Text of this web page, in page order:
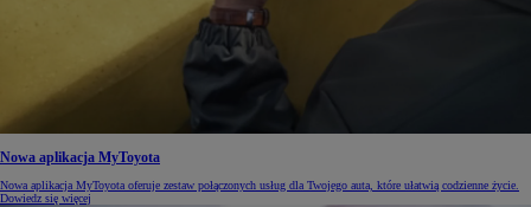
Nowa aplikacja MyToyota
Nowa aplikacja MyToyota oferuje zestaw połączonych usług dla Twojego auta, które ułatwią codzienne życie.
Dowiedz się więcej